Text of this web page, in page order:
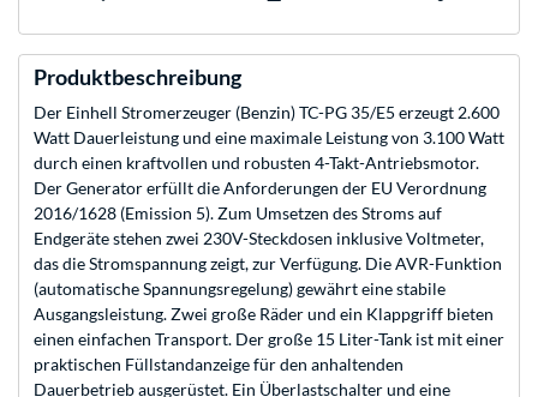
Produktbeschreibung
Der Einhell Stromerzeuger (Benzin) TC-PG 35/E5 erzeugt 2.600
Watt Dauerleistung und eine maximale Leistung von 3.100 Watt
durch einen kraftvollen und robusten 4-Takt-Antriebsmotor.
Der Generator erfüllt die Anforderungen der EU Verordnung
2016/1628 (Emission 5). Zum Umsetzen des Stroms auf
Endgeräte stehen zwei 230V-Steckdosen inklusive Voltmeter,
das die Stromspannung zeigt, zur Verfügung. Die AVR-Funktion
(automatische Spannungsregelung) gewährt eine stabile
Ausgangsleistung. Zwei große Räder und ein Klappgriff bieten
einen einfachen Transport. Der große 15 Liter-Tank ist mit einer
praktischen Füllstandanzeige für den anhaltenden
Dauerbetrieb ausgerüstet. Ein Überlastschalter und eine